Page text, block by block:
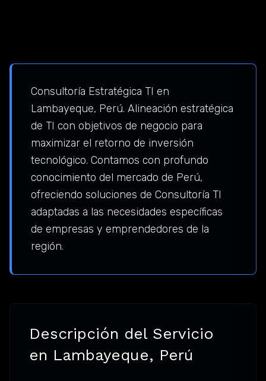
Consultoría Estratégica TI en
Lambayeque, Perú. Alineación estratégica
de TI con objetivos de negocio para
maximizar el retorno de inversión
tecnológico. Contamos con profundo
conocimiento del mercado de Perú,
ofreciendo soluciones de Consultoría TI
adaptadas a las necesidades específicas
de empresas y emprendedores de la
región.
Descripción del Servicio
en Lambayeque, Perú